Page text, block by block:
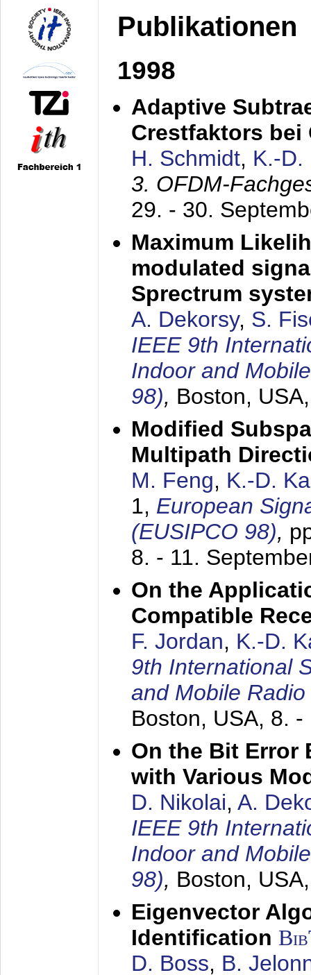
Publikationen
1998
Adaptive
Crestfaktors bei
H. Schmidt, K.-D.
3. OFDM-
29. - 30.
Maximum
modulated
Sprectrum
A. Dekorsy, S.
IEEE 9th
Indoor and
98), Boston,
Modified
Multipath
M. Feng, K.-D.
1, European
(EUSIPCO 98),
8. - 11.
On the
Compatible
F. Jordan, K.-D.
9th International
and Mobile
Boston, USA, 8. -
On the Bit Error
with Various
D. Nikolai, A.
IEEE 9th
Indoor and
98), Boston,
Eigenvector
Identification
D. Boss, B.